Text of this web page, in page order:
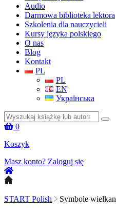
Audio
Darmowa biblioteka lektora
Szkolenia dla nauczycieli
Kursy języka polskiego
O nas
Blog
Kontakt
PL
PL
EN
Українська
Szukaj:
0
Koszyk
Masz konto? Zaloguj się
START Polish Symbole